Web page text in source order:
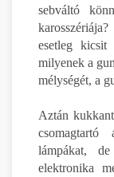
sebváltó
esetleg
milyenek a
mélységét, a
Aztán
csomagtartó
lámpákat,
elektronika